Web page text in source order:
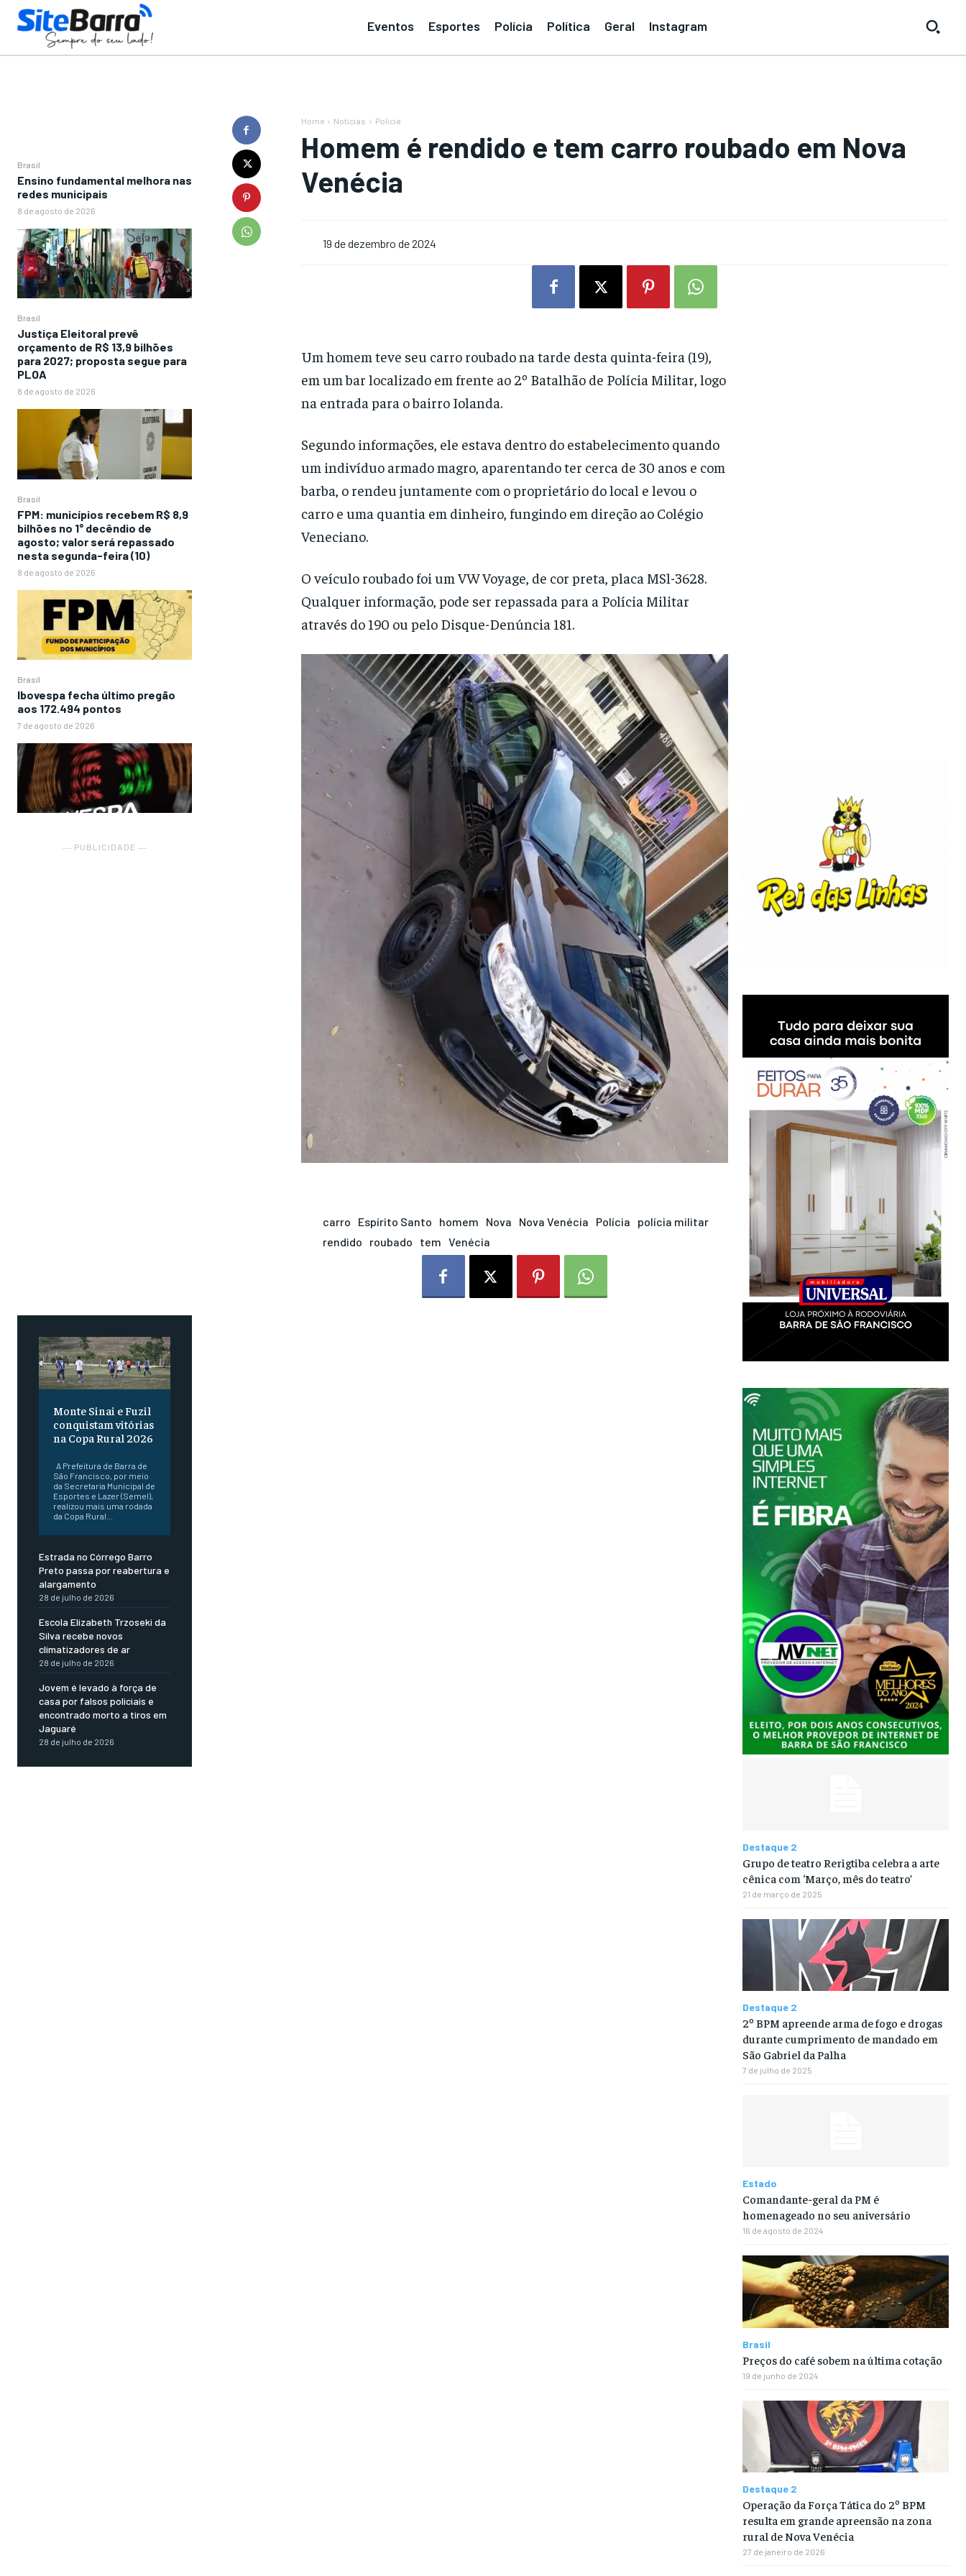
Eventos Esportes Polícia Política Geral Instagram
Brasil
Ensino fundamental melhora nas
redes municipais
8 de agosto de 2026
Brasil
Justiça Eleitoral prevê
orçamento de R$ 13,9 bilhões
para 2027; proposta segue para
PLOA
8 de agosto de 2026
Brasil
FPM: municípios recebem R$ 8,9
bilhões no 1° decêndio de
agosto; valor será repassado
nesta segunda-feira (10)
8 de agosto de 2026
Brasil
Ibovespa fecha último pregão
aos 172.494 pontos
7 de agosto de 2026
― PUBLICIDADE ―
Monte Sinai e Fuzil
conquistam vitórias
na Copa Rural 2026
A Prefeitura de Barra de
São Francisco, por meio
da Secretaria Municipal de
Esportes e Lazer (Semel),
realizou mais uma rodada
da Copa Rural...
Estrada no Córrego Barro
Preto passa por reabertura e
alargamento
28 de julho de 2026
Escola Elizabeth Trzoseki da
Silva recebe novos
climatizadores de ar
28 de julho de 2026
Jovem é levado à força de
casa por falsos policiais e
encontrado morto a tiros em
Jaguaré
28 de julho de 2026
Home Notícias Polícia
Homem é rendido e tem carro roubado em Nova
Venécia
19 de dezembro de 2024
Um homem teve seu carro roubado na tarde desta quinta-feira (19),
em um bar localizado em frente ao 2º Batalhão de Polícia Militar, logo
na entrada para o bairro Iolanda.
Segundo informações, ele estava dentro do estabelecimento quando
um indivíduo armado magro, aparentando ter cerca de 30 anos e com
barba, o rendeu juntamente com o proprietário do local e levou o
carro e uma quantia em dinheiro, fungindo em direção ao Colégio
Veneciano.
O veículo roubado foi um VW Voyage, de cor preta, placa MSl-3628.
Qualquer informação, pode ser repassada para a Polícia Militar
através do 190 ou pelo Disque-Denúncia 181.
carro Espírito Santo homem Nova Nova Venécia Polícia
polícia militar
rendido
roubado tem Venécia
Destaque 2
Grupo de teatro Rerigtiba celebra a arte
cênica com ‘Março, mês do teatro’
21 de março de 2025
Destaque 2
2º BPM apreende arma de fogo e drogas
durante cumprimento de mandado em
São Gabriel da Palha
7 de julho de 2025
Estado
Comandante-geral da PM é
homenageado no seu aniversário
16 de agosto de 2024
Brasil
Preços do café sobem na última cotação
19 de junho de 2024
Destaque 2
Operação da Força Tática do 2º BPM
resulta em grande apreensão na zona
rural de Nova Venécia
27 de janeiro de 2026